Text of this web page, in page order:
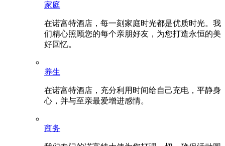
家庭
在诺富特酒店，每一刻家庭时光都是优质时光。我
们精心照顾您的每个亲朋好友，为您打造永恒的美
好回忆。
养生
在诺富特酒店，充分利用时间给自己充电，平静身
心，并与至亲最爱增进感情。
商务